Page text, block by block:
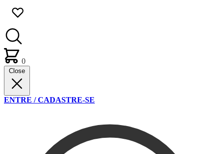
0
Close
ENTRE / CADASTRE-SE